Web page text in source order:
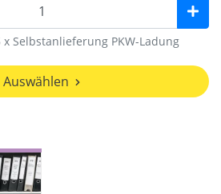
Selbstanlieferung PKW-Ladung
Auswählen